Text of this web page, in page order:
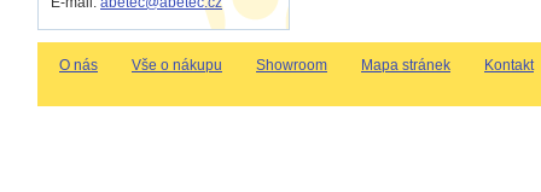
O nás Vše o nákupu Showroom Mapa stránek Kontakt